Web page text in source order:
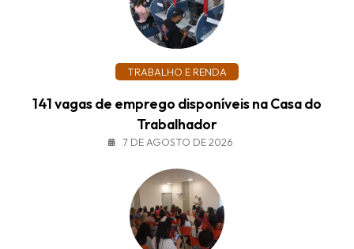
TRABALHO E RENDA
141 vagas de emprego disponíveis na Casa do
Trabalhador
7 DE AGOSTO DE 2026